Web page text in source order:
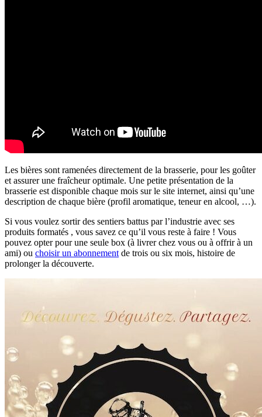
Les bières sont ramenées directement de la brasserie, pour les goûter
et assurer une fraîcheur optimale. Une petite présentation de la
brasserie est disponible chaque mois sur le site internet, ainsi qu’une
description de chaque bière (profil aromatique, teneur en alcool, …).
Si vous voulez sortir des sentiers battus par l’industrie avec ses
produits formatés , vous savez ce qu’il vous reste à faire ! Vous
pouvez opter pour une seule box (à livrer chez vous ou à offrir à un
ami) ou choisir un abonnement de trois ou six mois, histoire de
prolonger la découverte.